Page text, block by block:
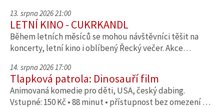
13. srpna 2026 21:00
LETNÍ KINO - CUKRKANDL
Během letních měsíců se mohou návštěvníci těšit na
koncerty, letní kino i oblíbený Řecký večer. Akce…
14. srpna 2026 17:00
Tlapková patrola: Dinosauří film
Animovaná komedie pro děti, USA, český dabing.
Vstupné: 150 Kč • 88 minut • přístupnost bez omezení …